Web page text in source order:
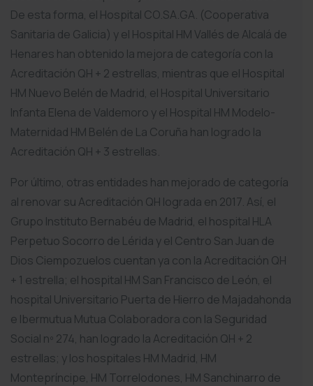
De esta forma, el Hospital CO.SA.GA. (Cooperativa
Sanitaria de Galicia) y el Hospital HM Vallés de Alcalá de
Henares han obtenido la mejora de categoría con la
Acreditación QH + 2 estrellas, mientras que el Hospital
HM Nuevo Belén de Madrid, el Hospital Universitario
Infanta Elena de Valdemoro y el Hospital HM Modelo-
Maternidad HM Belén de La Coruña han logrado la
Acreditación QH + 3 estrellas.
Por último, otras entidades han mejorado de categoría
al renovar su Acreditación QH lograda en 2017. Así, el
Grupo Instituto Bernabéu de Madrid, el hospital HLA
Perpetuo Socorro de Lérida y el Centro San Juan de
Dios Ciempozuelos cuentan ya con la Acreditación QH
+ 1 estrella; el hospital HM San Francisco de León, el
hospital Universitario Puerta de Hierro de Majadahonda
e Ibermutua Mutua Colaboradora con la Seguridad
Social nº 274, han logrado la Acreditación QH + 2
estrellas; y los hospitales HM Madrid, HM
Montepríncipe, HM Torrelodones, HM Sanchinarro de